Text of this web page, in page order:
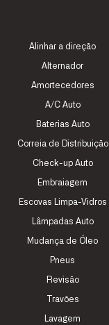
Alinhar a direção
Alternador
Amortecedores
A/C Auto
Baterias Auto
Correia de Distribuição
Check-up Auto
Embraiagem
Escovas Limpa-Vidros
Lâmpadas Auto
Mudança de Óleo
Pneus
Revisão
Travões
Lavagem